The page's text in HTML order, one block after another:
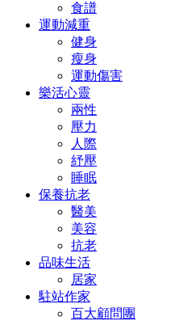
食譜
運動減重
健身
瘦身
運動傷害
樂活心靈
兩性
壓力
人際
紓壓
睡眠
保養抗老
醫美
美容
抗老
品味生活
居家
駐站作家
百大顧問團